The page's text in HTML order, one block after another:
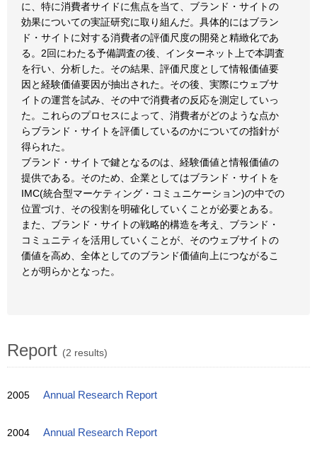
に、特に消費者サイドに焦点を当て、ブランド・サイトの
効果についての実証研究に取り組んだ。具体的にはブラン
ド・サイトに対する消費者の評価尺度の開発と精緻化であ
る。2回にわたる予備調査の後、インターネット上で本調査
を行い、分析した。その結果、評価尺度として情報価値要
因と経験価値要因が抽出された。その後、実際にウェブサ
イトの運営を試み、その中で消費者の反応を測定していっ
た。これらのプロセスによって、消費者がどのような点か
らブランド・サイトを評価しているのかについての指針が
得られた。
ブランド・サイトで鍵となるのは、経験価値と情報価値の
提供である。そのため、企業としてはブランド・サイトを
IMC(統合型マーケティング・コミュニケーション)の中での
位置づけ、その役割を明確化していくことが必要とある。
また、ブランド・サイトの戦略的構造を考え、ブランド・
コミュニティを活用していくことが、そのウェブサイトの
価値を高め、全体としてのブランド価値向上につながるこ
とが明らかとなった。
Report (2 results)
2005 Annual Research Report
2004 Annual Research Report